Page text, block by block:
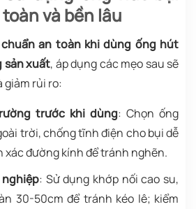
và bền lâu
an toàn khi dùng ống hút
sản xuất, áp dụng các mẹo sau sẽ
giảm rủi ro:
trước khi dùng: Chọn ống
trời, chống tĩnh điện cho bụi dễ
xác đường kính để tránh nghẽn.
: Sử dụng khớp nối cao su,
30-50cm để tránh kéo lê; kiểm